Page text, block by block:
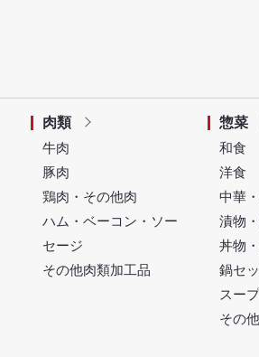
肉類
牛肉
豚肉
鶏肉・その他肉
ハム・ベーコン・ソー
セージ
その他肉類加工品
惣菜
和食
洋食
中華
漬物
丼物
鍋セ
スー
その